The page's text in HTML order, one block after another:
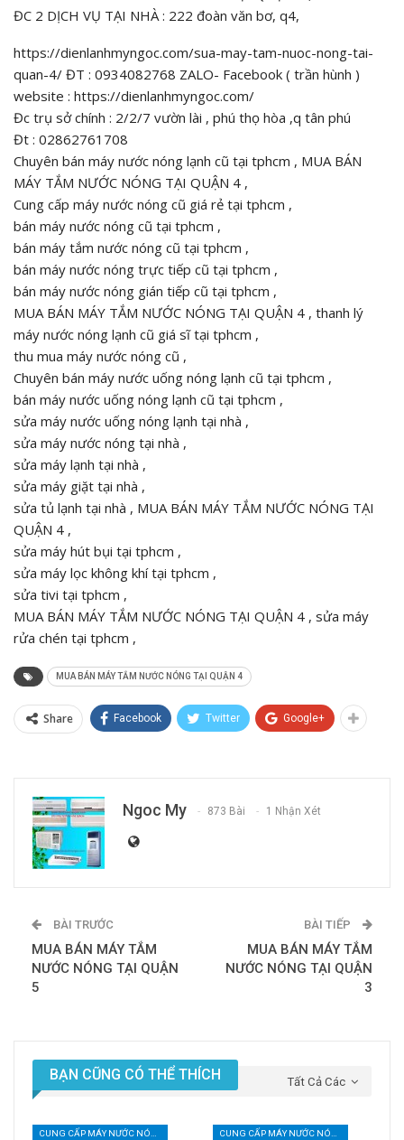
ĐC 2 DỊCH VỤ TẠI NHÀ : 222 đoàn văn bơ, q4,
https://dienlanhmyngoc.com/sua-may-tam-nuoc-nong-tai-
quan-4/ ĐT : 0934082768 ZALO- Facebook ( trần hùnh )
website : https://dienlanhmyngoc.com/
Đc trụ sở chính : 2/2/7 vườn lài , phú thọ hòa ,q tân phú
Đt : 02862761708
Chuyên bán máy nước nóng lạnh cũ tại tphcm , MUA BÁN
MÁY TẮM NƯỚC NÓNG TẠI QUẬN 4 ,
Cung cấp máy nước nóng cũ giá rẻ tại tphcm ,
bán máy nước nóng cũ tại tphcm ,
bán máy tắm nước nóng cũ tại tphcm ,
bán máy nước nóng trực tiếp cũ tại tphcm ,
bán máy nước nóng gián tiếp cũ tại tphcm ,
MUA BÁN MÁY TẮM NƯỚC NÓNG TẠI QUẬN 4 , thanh lý
máy nước nóng lạnh cũ giá sĩ tại tphcm ,
thu mua máy nước nóng cũ ,
Chuyên bán máy nước uống nóng lạnh cũ tại tphcm ,
bán máy nước uống nóng lạnh cũ tại tphcm ,
sửa máy nước uống nóng lạnh tại nhà ,
sửa máy nước nóng tại nhà ,
sửa máy lạnh tại nhà ,
sửa máy giặt tại nhà ,
sửa tủ lạnh tại nhà , MUA BÁN MÁY TẮM NƯỚC NÓNG TẠI
QUẬN 4 ,
sửa máy hút bụi tại tphcm ,
sửa máy lọc không khí tại tphcm ,
sửa tivi tại tphcm ,
MUA BÁN MÁY TẮM NƯỚC NÓNG TẠI QUẬN 4 , sửa máy
rửa chén tại tphcm ,
MUA BÁN MÁY TẮM NƯỚC NÓNG TẠI QUẬN 4
Share Facebook Twitter Google+
Ngoc My 873 Bài 1 Nhận Xét
BÀI TRƯỚC
MUA BÁN MÁY TẮM
NƯỚC NÓNG TẠI QUẬN
5
BÀI TIẾP
MUA BÁN MÁY TẮM
NƯỚC NÓNG TẠI QUẬN
3
Tất Cả Các
BẠN CŨNG CÓ THỂ THÍCH
CUNG CẤP MÁY NƯỚC NÓNG LANH CUNG CẤP MÁY NƯỚC NÓNG LANH